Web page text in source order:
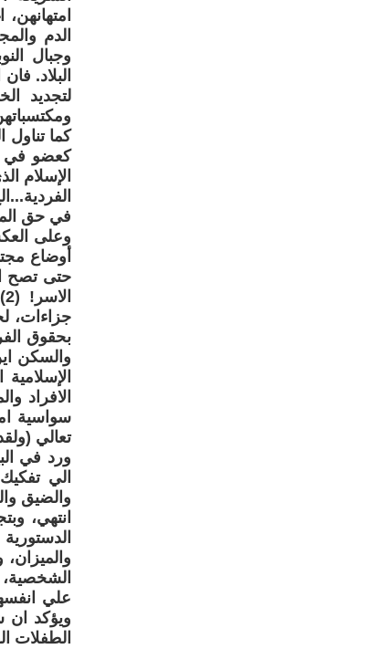
الدم
وجبال
البلاد.
لتجديد
كما تناول
كعضو في
الإسلام
في حق
وعلى
أوضاع
حتى تصح
جزاءات،
بحقوق
والسكن
الافراد
سواسية
تعالي
ورد في
الي
والضيق
انتهي،
الشخصية،
علي
ويؤكد ان
الطفلات